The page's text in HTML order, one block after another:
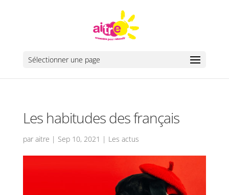
Sélectionner une page
Les habitudes des français
par aitre | Sep 10, 2021 | Les actus